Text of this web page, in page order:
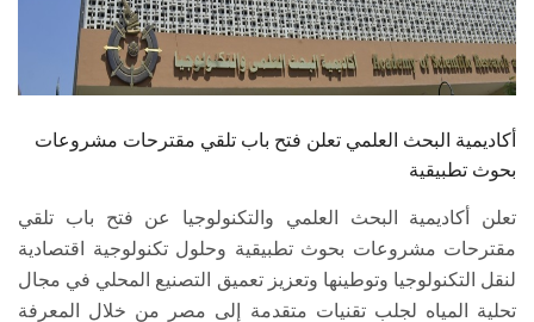
أكاديمية البحث العلمي تعلن فتح باب تلقي مقترحات مشروعات
بحوث تطبيقية
تعلن أكاديمية البحث العلمي والتكنولوجيا عن فتح باب تلقي
مقترحات مشروعات بحوث تطبيقية وحلول تكنولوجية اقتصادية
لنقل التكنولوجيا وتوطينها وتعزيز تعميق التصنيع المحلي في مجال
تحلية المياه لجلب تقنيات متقدمة إلى مصر من خلال المعرفة